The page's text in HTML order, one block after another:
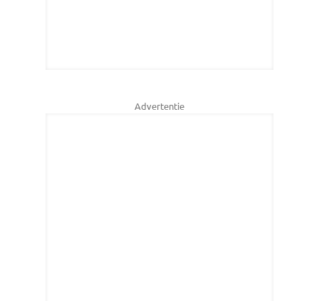
Advertentie